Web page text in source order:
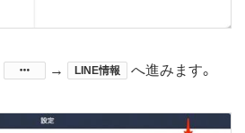
​→ LINE情報 へ進みます。